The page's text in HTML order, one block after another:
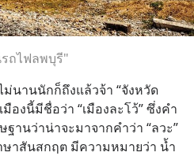
ถไฟลพบุรี"
ม่นานนักก็ถึงแล้วจ้า “จังหวัด
องนี้มีชื่อว่า “เมืองละโว้” ซึ่งคำ
านว่าน่าจะมาจากคำว่า “ลวะ”
ษาสันสกฤต มีความหมายว่า น้ำ